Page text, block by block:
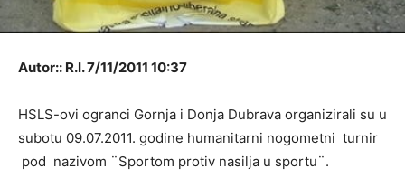
Autor:: R.I. 7/11/2011 10:37
HSLS-ovi ogranci Gornja i Donja Dubrava organizirali su u
subotu 09.07.2011. godine humanitarni nogometni turnir
pod nazivom ¨Sportom protiv nasilja u sportu¨.